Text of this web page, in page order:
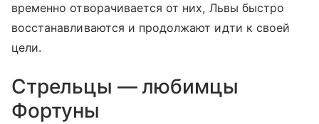
временно отворачивается от них, Львы быстро
восстанавливаются и продолжают идти к своей
цели.
Стрельцы — любимцы
Фортуны